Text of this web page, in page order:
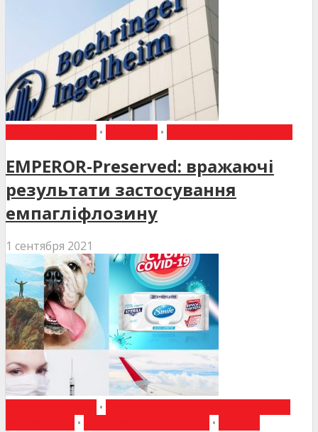
• •
EMPEROR-Preserved: вражаючі
результати застосування
емпагліфлозину
1 сентября 2021
•
• •